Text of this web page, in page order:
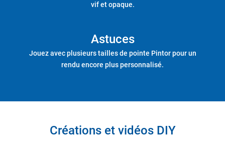
vif et opaque.
Astuces
Jouez avec plusieurs tailles de pointe Pintor pour un
rendu encore plus personnalisé.
Créations et vidéos DIY